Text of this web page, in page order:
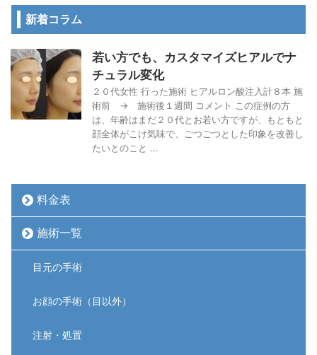
新着コラム
若い方でも、カスタマイズヒアルでナ
チュラル変化
２０代女性 行った施術 ヒアルロン酸注入計８本 施
術前 → 施術後１週間 コメント この症例の方
は、年齢はまだ２０代とお若い方ですが、もともと
顔全体がこけ気味で、ごつごつとした印象を改善し
たいとのこと ...
料金表
施術一覧
目元の手術
お顔の手術（目以外）
注射・処置